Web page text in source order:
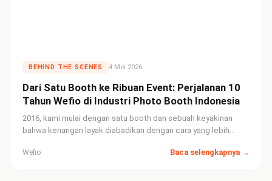
BEHIND THE SCENES 4 Mei 2026
Dari Satu Booth ke Ribuan Event: Perjalanan 10
Tahun Wefio di Industri Photo Booth Indonesia
2016, kami mulai dengan satu booth dan sebuah keyakinan
bahwa kenangan layak diabadikan dengan cara yang lebih
yang dipercaya di ribuan pernikahan dan event korporat di
Wefio Baca selengkapnya →